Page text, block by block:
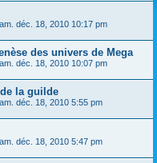
déc. 18, 2010 10:17 pm
des univers de Mega
déc. 18, 2010 10:07 pm
la guilde
déc. 18, 2010 5:55 pm
déc. 18, 2010 5:47 pm